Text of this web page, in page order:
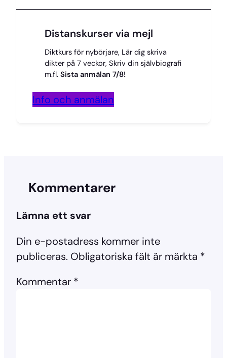
Distanskurser via mejl
Diktkurs för nybörjare, Lär dig skriva
dikter på 7 veckor, Skriv din självbiografi
m.fl. Sista anmälan 7/8!
Info och anmälan
Kommentarer
Lämna ett svar
Din e-postadress kommer inte
publiceras. Obligatoriska fält är märkta *
Kommentar *